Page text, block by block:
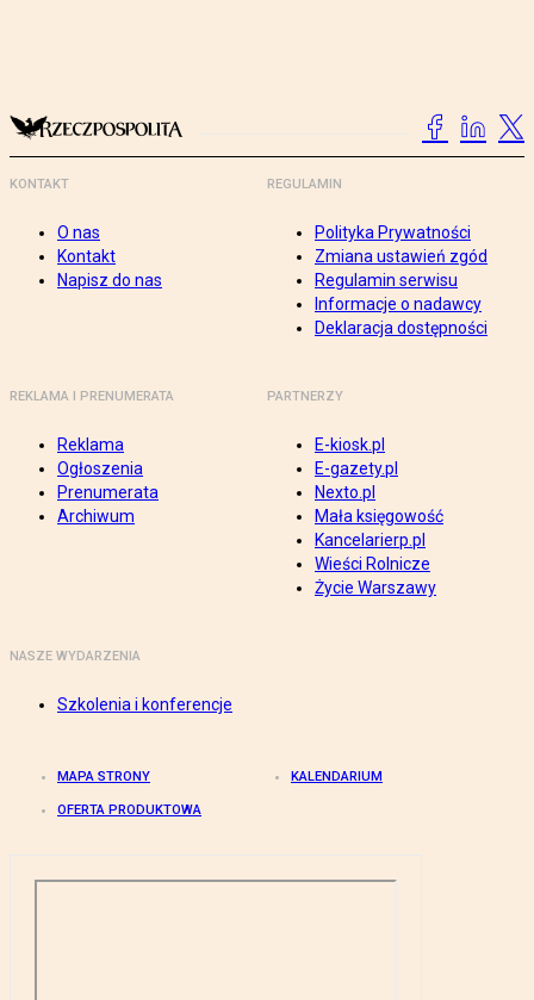
KONTAKT
O nas
Kontakt
Napisz do nas
REGULAMIN
Polityka Prywatności
Zmiana ustawień zgód
Regulamin serwisu
Informacje o nadawcy
Deklaracja dostępności
REKLAMA I PRENUMERATA
Reklama
Ogłoszenia
Prenumerata
Archiwum
PARTNERZY
E-kiosk.pl
E-gazety.pl
Nexto.pl
Mała księgowość
Kancelarierp.pl
Wieści Rolnicze
Życie Warszawy
NASZE WYDARZENIA
Szkolenia i konferencje
MAPA STRONY KALENDARIUM
OFERTA PRODUKTOWA